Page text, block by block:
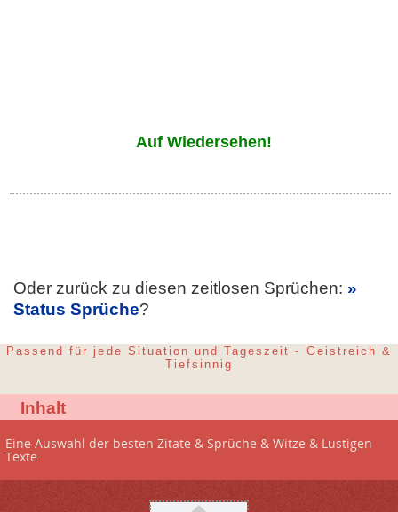
Auf Wiedersehen!
Oder zurück zu diesen zeitlosen Sprüchen:
Status Sprüche?
Passend für jede Situation und Tageszeit - Geistreich &
Tiefsinnig
Inhalt
Eine Auswahl der besten Zitate & Sprüche & Witze & Lustigen
Texte